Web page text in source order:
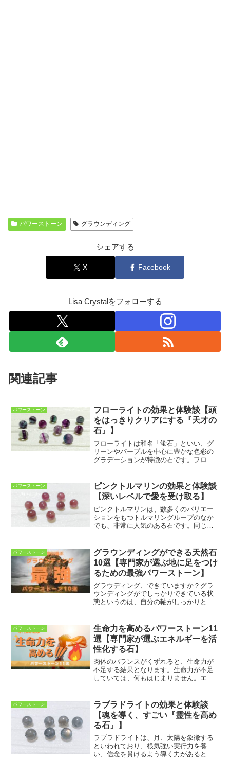
パワーストーン グラウンディング
シェアする
X Facebook
Lisa Crystalをフォローする
関連記事
パワーストーン
フローライトの効果と体験談【頭
をはっきりクリアにする『天才の
石』】
フローライトは和名「蛍石」といい、グ
リーンやパープルを中心に豊かな色彩の
グラデーションが特徴の石です。フロー
の色彩は、透明・紫・ピンク・緑・青・
黄色など様々で、中には２...
パワーストーン
ピンクトルマリンの効果と体験談
【深いレベルで愛を受け取る】
ピンクトルマリンは、数多くのバリエー
ションをもつトルマリングループのなか
でも、非常に人気のある石です。同じト
（他のトルマリングループの石について
はコチラ↓）他の石にはな...
パワーストーン
グラウンディングができる天然石
10選【専門家が選ぶ地に足をつけ
るための最強パワーストーン】
グラウディング、できていますか？グラ
ウンディングがでしっかりできている状
態というのは、自分の軸がしっかりとし
ディングが大事ですよ」というのは、ス
ピリチュアルな情報にアク...
パワーストーン
生命力を高めるパワーストーン11
選【専門家が選ぶエネルギーを活
性化する石】
肉体のバランスがくずれると、生命力が
不足する結果となります。生命力が不足
していては、何もはじまりません。エネ
ば、新しいアイデアに困ることもなく、
人生は輝き出すことでしょ...
パワーストーン
ラブラドライトの効果と体験談
【魂を導く、すごい『霊性を高め
る石』】
ラブラドライトは、月、太陽を象徴する
といわれており、根気強い実行力を養
い、信念を貫けるよう導く力があるとさ